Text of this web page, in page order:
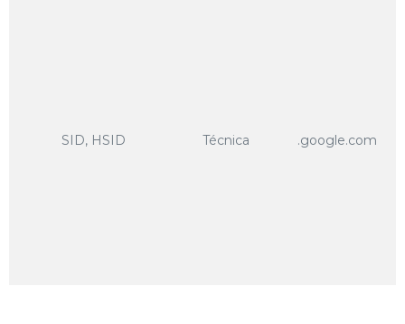
SID, HSID Técnica .google.com